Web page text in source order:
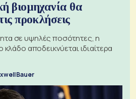
βιομηχανία θα
προκλήσεις
σε υψηλές ποσότητες, η
κλάδο αποδεικνύεται ιδιαίτερα
Bauer